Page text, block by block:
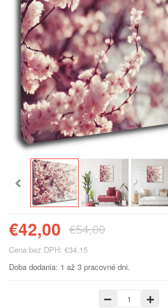
€42,00 €54,00
Cena bez DPH: €34,15
Doba dodania: 1 až 3 pracovné dni.